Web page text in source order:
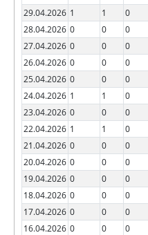
29.04.2026 1 1 0
28.04.2026 0 0 0
27.04.2026 0 0 0
26.04.2026 0 0 0
25.04.2026 0 0 0
24.04.2026 1 1 0
23.04.2026 0 0 0
22.04.2026 1 1 0
21.04.2026 0 0 0
20.04.2026 0 0 0
19.04.2026 0 0 0
18.04.2026 0 0 0
17.04.2026 0 0 0
16.04.2026 0 0 0